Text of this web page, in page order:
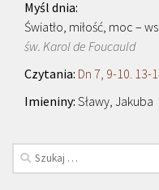
Światło, miłość, moc –
św. Karol de Foucauld
Dn 7, 9-10. 13-
Sławy, Jakuba
Szukaj: